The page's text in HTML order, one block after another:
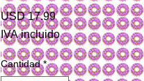
USD 17.99Precio
IVA incluido
Cantidad *